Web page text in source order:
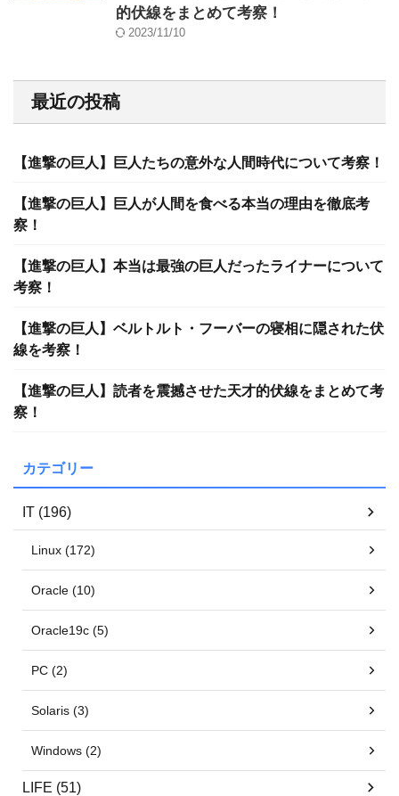
的伏線をまとめて考察！
2023/11/10
最近の投稿
【進撃の巨人】巨人たちの意外な人間時代について考察！
【進撃の巨人】巨人が人間を食べる本当の理由を徹底考
察！
【進撃の巨人】本当は最強の巨人だったライナーについて
考察！
【進撃の巨人】ベルトルト・フーバーの寝相に隠された伏
線を考察！
【進撃の巨人】読者を震撼させた天才的伏線をまとめて考
察！
カテゴリー
IT (196)
Linux (172)
Oracle (10)
Oracle19c (5)
PC (2)
Solaris (3)
Windows (2)
LIFE (51)